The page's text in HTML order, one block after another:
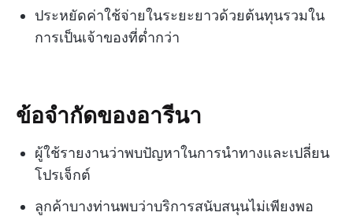
ประหยัดค่าใช้จ่ายในระยะยาวด้วยต้นทุนรวมใน
การเป็นเจ้าของที่ต่ำกว่า
ข้อจำกัดของอารีนา
ผู้ใช้รายงานว่าพบปัญหาในการนำทางและเปลี่ยน
โปรเจ็กต์
ลูกค้าบางท่านพบว่าบริการสนับสนุนไม่เพียงพอ